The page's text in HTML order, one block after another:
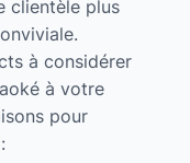
clientèle plus
à considérer
à votre
pour